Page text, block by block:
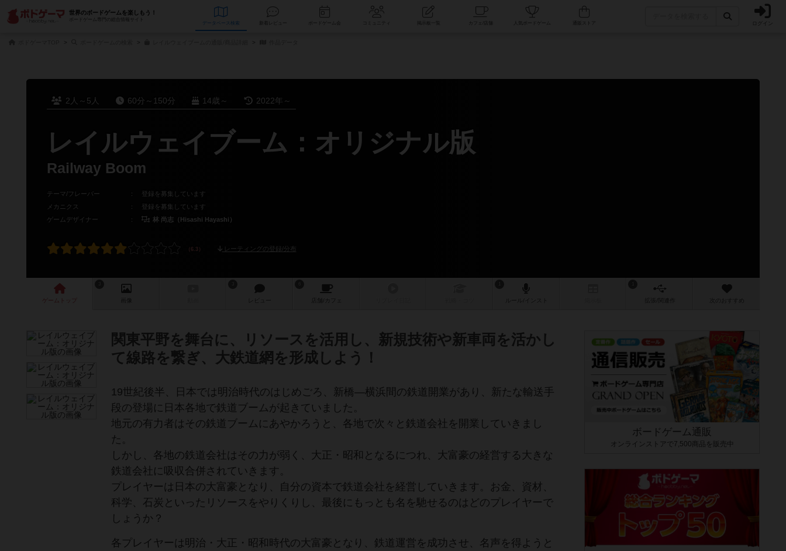
世界のボードゲームを楽しもう！
ボードゲーム専門の総合情報サイト
データベース コミュニティ 人気ボードゲーム ログイン
2人～5人 60分～150分 14歳～ 2022年～
レイルウェイブーム：オリジナル版
Railway Boom
テーマ/フレーバー ：
登録を募集しています
メカニクス
：
登録を募集しています
ゲームデザイナー
： 林 尚志（Hisashi Hayashi）
レーティングの登録/分布
ゲーム 画像 レビュー 店舗/ カフェ 作 次のおすすめ
関東平野を舞台に、リソースを活用し、新規技術や新車両を活かし
て線路を繋ぎ、大鉄道網を形成しよう！
19世紀後半、日本では明治時代のはじめごろ、新橋―横浜間の鉄道開業があり、新たな輸送手
段の登場に日本各地で鉄道ブームが起きていました。
地元の有力者はその鉄道ブームにあやかろうと、各地で次々と鉄道会社を開業していきまし
た。
しかし、各地の鉄道会社はその力が弱く、大正・昭和となるにつれ、大富豪の経営する大きな
鉄道会社に吸収合併されていきます。
プレイヤーは日本の大富豪となり、自分の資本で鉄道会社を経営していきます。お金、資材、
科学、石炭といったリソースをやりくりし、最後にもっとも名を馳せるのはどのプレイヤーで
しょうか？
各プレイヤーは明治・大正・昭和時代の大富豪となり、鉄道運営を成功させ、名声を得ようと
ボードゲーム通販
オンラインストアで7,500商品を販売中